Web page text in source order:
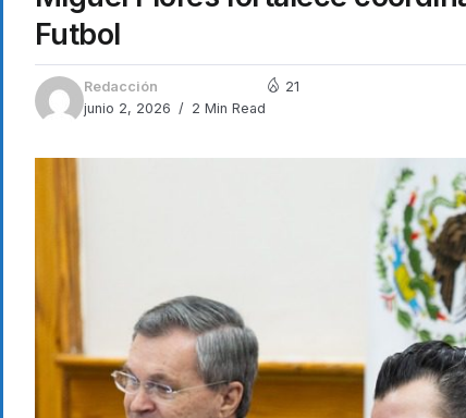
Futbol
Redacción
junio 2, 2026
2 Min Read
21